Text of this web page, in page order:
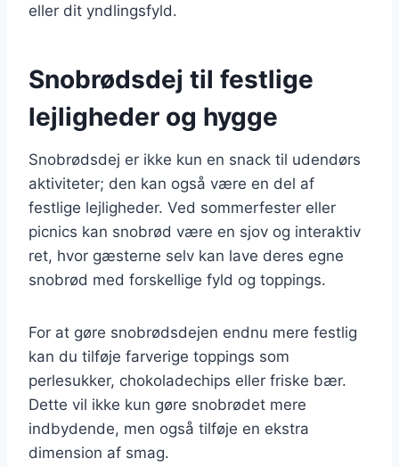
eller dit yndlingsfyld.
Snobrødsdej til festlige
lejligheder og hygge
Snobrødsdej er ikke kun en snack til udendørs
aktiviteter; den kan også være en del af
festlige lejligheder. Ved sommerfester eller
picnics kan snobrød være en sjov og interaktiv
ret, hvor gæsterne selv kan lave deres egne
snobrød med forskellige fyld og toppings.
For at gøre snobrødsdejen endnu mere festlig
kan du tilføje farverige toppings som
perlesukker, chokoladechips eller friske bær.
Dette vil ikke kun gøre snobrødet mere
indbydende, men også tilføje en ekstra
dimension af smag.